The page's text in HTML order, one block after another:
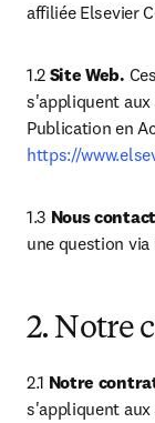
affiliée Elsevier
1.2 Site Web.
s'appliquent aux
https://
1.3 Nous
une question via
2. Notre
2.1 Notre
s'appliquent